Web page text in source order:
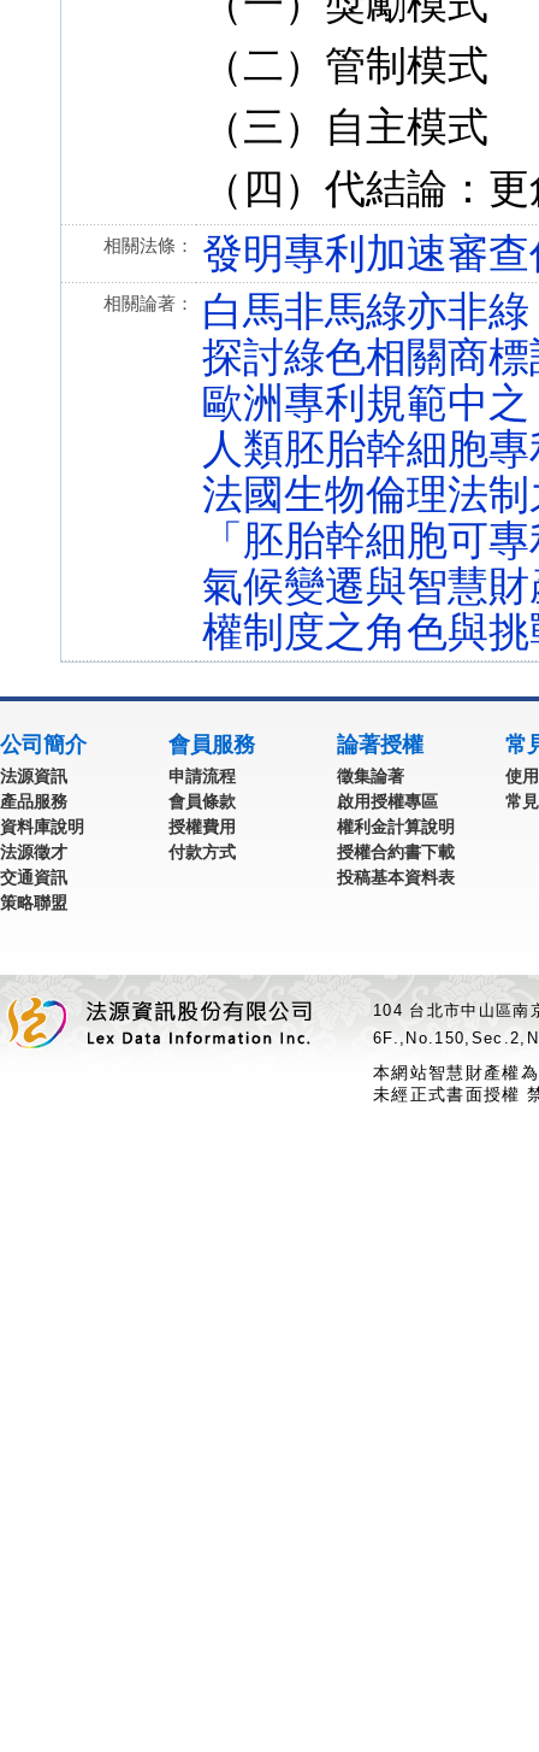
（二）管制模式
（三）自主模式
（四）代結論：
相關法條： 發明專利加速審查
相關論著：
白馬非馬綠亦非
探討綠色相關商
歐洲專利規範中
人類胚胎幹細胞
法國生物倫理法
「胚胎幹細胞可
氣候變遷與智慧
權制度之角色與挑
公司簡介
法源資訊
產品服務
資料庫說明
法源徵才
交通資訊
策略聯盟
會員服務
申請流程
會員條款
授權費用
付款方式
論著授權
徵集論著
啟用授權專區
權利金計算說明
授權合約書下載
投稿基本資料表
常
使
常
104 台北市中山區
本網站智慧財產權
未經正式書面授權